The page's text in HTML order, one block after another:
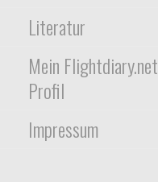
Literatur
Mein Flightdiary.net
Profil
Impressum